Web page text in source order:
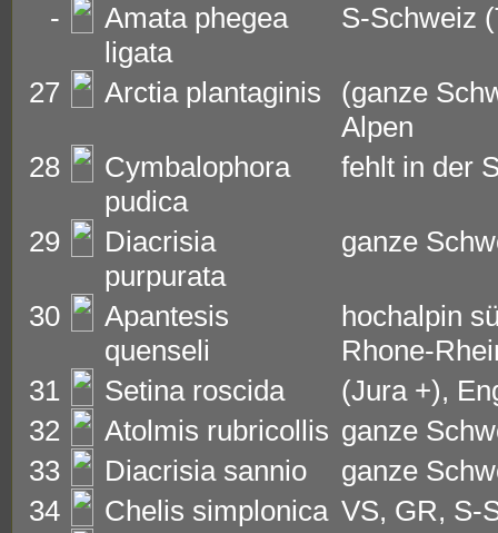
-
Amata phegea
ligata
S-Schweiz
27 Arctia plantaginis
(ganze
Alpen
28
Cymbalophora
pudica
fehlt in der
29
Diacrisia
purpurata
ganze
30
Apantesis
quenseli
hochalpin
Rhone-
31
Setina roscida
(Jura +),
32
Atolmis rubricollis ganze
33
Diacrisia sannio
ganze
34
Chelis simplonica VS, GR, S-